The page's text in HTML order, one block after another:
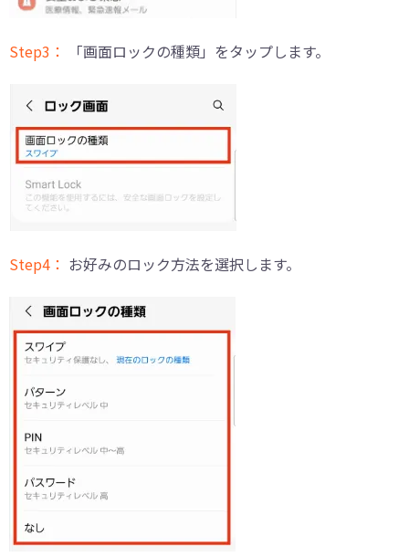
Step3： 「画面ロックの種類」をタップします。
Step4： お好みのロック方法を選択します。